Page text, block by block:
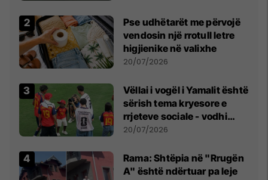
Pse udhëtarët me përvojë
vendosin një rrotull letre
higjienike në valixhe
20/07/2026
Vëllai i vogël i Yamalit është
sërish tema kryesore e
rrjeteve sociale - vodhi
vëmendjen pas finales së
20/07/2026
Rama: Shtëpia në "Rrugën
A" është ndërtuar pa leje